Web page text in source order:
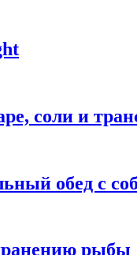
соли и
обед с
рыбы